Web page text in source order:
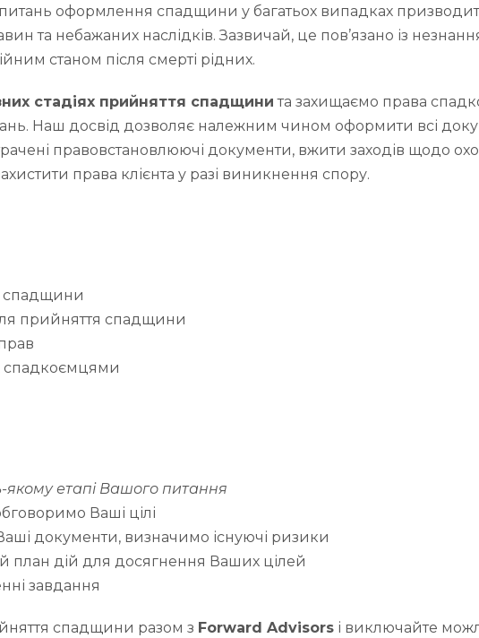
питань оформлення спадщини у багатьох випадках
та небажаних наслідків. Зазвичай, це пов’язано із незнання
станом після смерті рідних.
стадіях прийняття спадщини та захищаємо права
Наш досвід дозволяє належним чином оформити всі
правовстановлюючі документи, вжити заходів щодо
права клієнта у разі виникнення спору.
спадщини
прийняття спадщини
спадкоємцями
етапі Вашого питання
Ваші цілі
документи, визначимо існуючі ризики
план дій для досягнення Ваших цілей
завдання
спадщини разом з Forward Advisors і виключайте